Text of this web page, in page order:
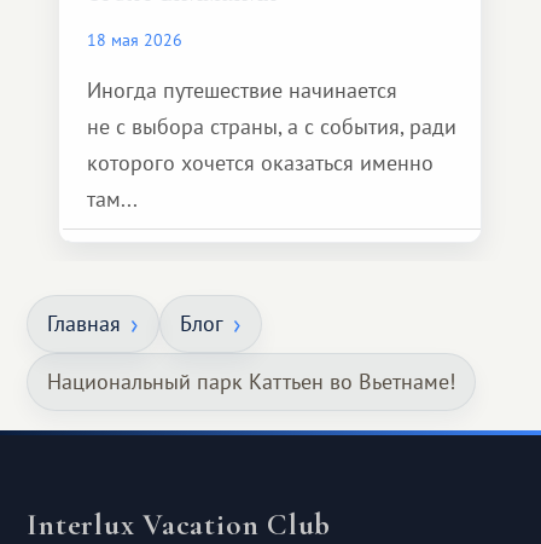
18 мая 2026
Иногда путешествие начинается
не с выбора страны, а с события, ради
которого хочется оказаться именно
там...
Главная Блог
Национальный парк Каттьен во Вьетнаме!
Interlux Vacation Club